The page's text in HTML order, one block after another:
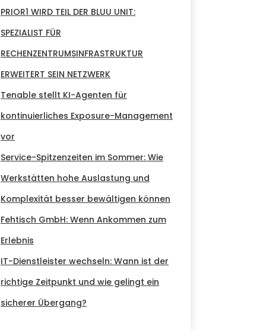
PRIOR1 WIRD TEIL DER BLUU UNIT:
SPEZIALIST FÜR
RECHENZENTRUMSINFRASTRUKTUR
ERWEITERT SEIN NETZWERK
Tenable stellt KI-Agenten für
kontinuierliches Exposure-Management
vor
Service-Spitzenzeiten im Sommer: Wie
Werkstätten hohe Auslastung und
Komplexität besser bewältigen können
Fehtisch GmbH: Wenn Ankommen zum
Erlebnis
IT-Dienstleister wechseln: Wann ist der
richtige Zeitpunkt und wie gelingt ein
sicherer Übergang?